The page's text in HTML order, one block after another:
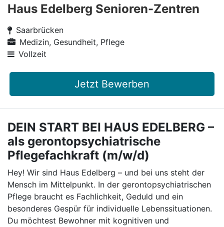
Haus Edelberg Senioren-Zentren
Saarbrücken
Medizin, Gesundheit, Pflege
Vollzeit
Jetzt Bewerben
DEIN START BEI HAUS EDELBERG –
als gerontopsychiatrische
Pflegefachkraft (m/w/d)
Hey! Wir sind Haus Edelberg – und bei uns steht der
Mensch im Mittelpunkt. In der gerontopsychiatrischen
Pflege braucht es Fachlichkeit, Geduld und ein
besonderes Gespür für individuelle Lebenssituationen.
Du möchtest Bewohner mit kognitiven und